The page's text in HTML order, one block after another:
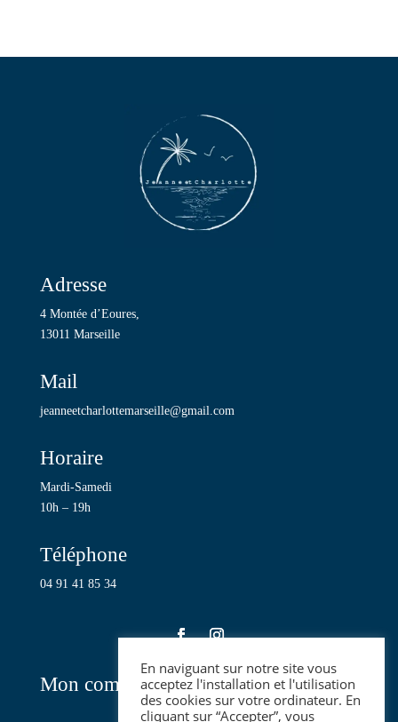
Adresse
4 Montée d’Eoures,
13011 Marseille
Mail
jeanneetcharlottemarseille@gmail.com
Horaire
Mardi-Samedi
10h – 19h
Téléphone
04 91 41 85 34
Mon compte
En naviguant sur notre site vous
acceptez l'installation et l'utilisation
des cookies sur votre ordinateur. En
cliquant sur “Accepter”, vous